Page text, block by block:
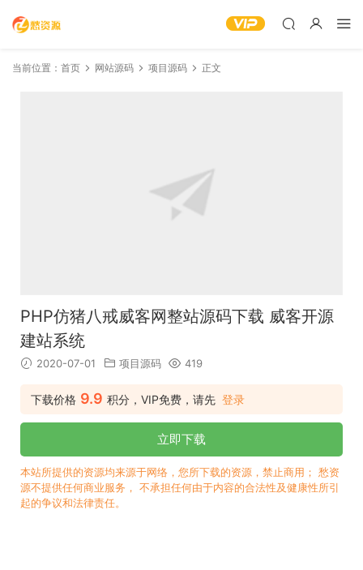
当前位置： 首页 网站源码 项目源码 正文
PHP仿猪八戒威客网整站源码下载 威客开源
建站系统
2020-07-01 项目源码 419
下载价格 9.9 积分，VIP免费，请先 登录
立即下载
本站所提供的资源均来源于网络，您所下载的资源，禁止商用； 愁资
源不提供任何商业服务， 不承担任何由于内容的合法性及健康性所引
起的争议和法律责任。